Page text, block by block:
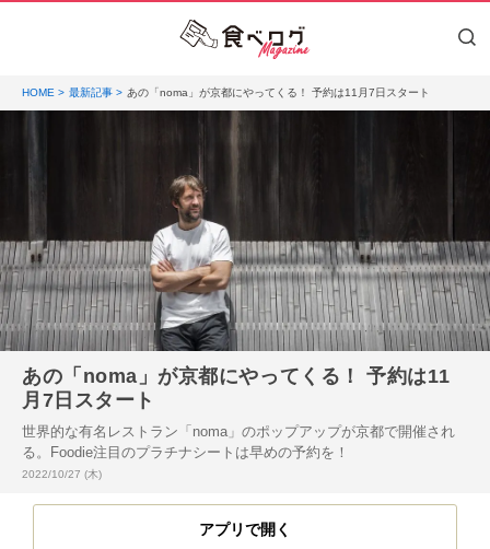
HOME 最新記事 あの「noma」が京都にやってくる！ 予約は11月7日スタート
あの「noma」が京都にやってくる！ 予約は11
月7日スタート
世界的な有名レストラン「noma」のポップアップが京都で開催され
る。Foodie注目のプラチナシートは早めの予約を！
投稿日:
2022/10/27 (木)
アプリで開く